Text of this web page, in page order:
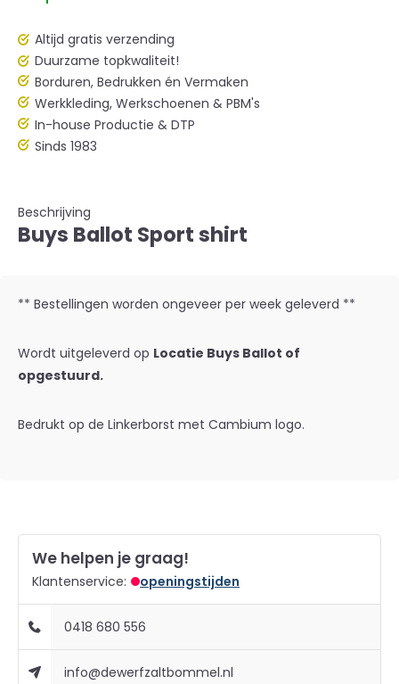
Altijd gratis verzending
Duurzame topkwaliteit!
Borduren, Bedrukken én Vermaken
Werkkleding, Werkschoenen & PBM's
In-house Productie & DTP
Sinds 1983
Beschrijving
Buys Ballot Sport shirt
** Bestellingen worden ongeveer per week geleverd **
Wordt uitgeleverd op Locatie Buys Ballot of
opgestuurd.
Bedrukt op de Linkerborst met Cambium logo.
We helpen je graag!
Klantenservice: openingstijden
0418 680 556
info@dewerfzaltbommel.nl